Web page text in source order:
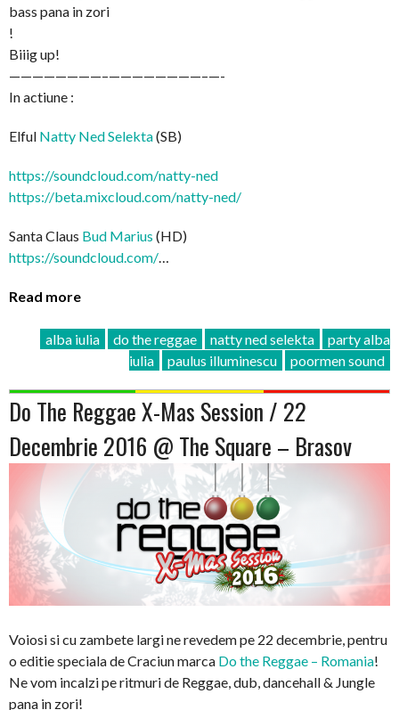
bass pana in zori
!
Biiig up!
————————–————————–—-
In actiune :
Elful Natty Ned Selekta(SB)
https://soundcloud.com/natty-ned
https://beta.mixcloud.com/natty-ned/
Santa Claus Bud Marius (HD)
https://soundcloud.com/…
Read more
alba iulia do the reggae natty ned selekta
party alba
iulia
paulus illuminescu poormen sound
Do The Reggae X-Mas Session / 22
Decembrie 2016 @ The Square – Brasov
Voiosi si cu zambete largi ne revedem pe 22 decembrie, pentru
o editie speciala de Craciun marca Do the Reggae – Romania!
Ne vom incalzi pe ritmuri de Reggae, dub, dancehall & Jungle
pana in zori!